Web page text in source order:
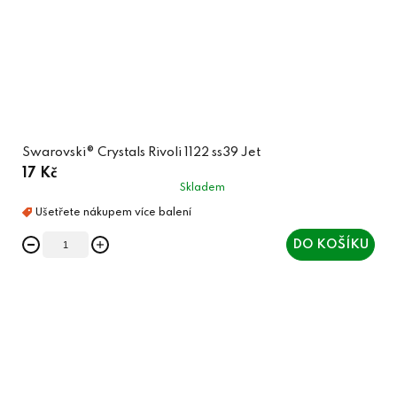
Swarovski® Crystals Rivoli 1122 ss39 Jet
17 Kč
Skladem
DO KOŠÍKU